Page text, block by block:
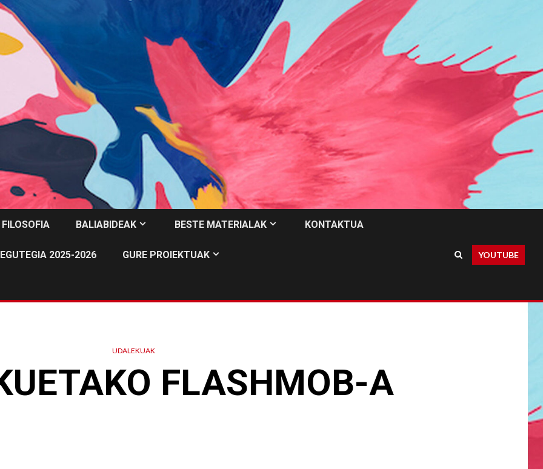
FILOSOFIA BALIABIDEAK BESTE MATERIALAK KONTAKTUA
EGUTEGIA 2025-2026 GURE PROIEKTUAK YOUTUBE
UDALEKUAK
FLASHMOB-A